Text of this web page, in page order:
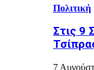
Πολιτική
Στις 9
7